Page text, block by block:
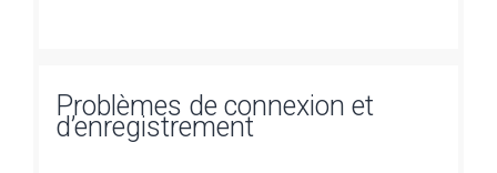
Problèmes de connexion et
d’enregistrement